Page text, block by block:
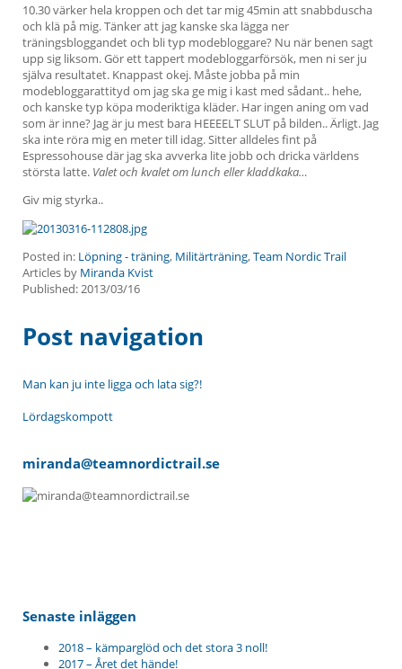
10.30 värker hela kroppen och det tar mig 45min att snabbduscha
och klä på mig. Tänker att jag kanske ska lägga ner
träningsbloggandet och bli typ modebloggare? Nu när benen sagt
upp sig liksom. Gör ett tappert modebloggarförsök, men ni ser ju
själva resultatet. Knappast okej. Måste jobba på min
modebloggarattityd om jag ska ge mig i kast med sådant.. hehe,
och kanske typ köpa moderiktiga kläder. Har ingen aning om vad
som är inne? Jag är ju mest bara HEEEELT SLUT på bilden.. Ärligt. Jag
ska inte röra mig en meter till idag. Sitter alldeles fint på
Espressohouse där jag ska avverka lite jobb och dricka världens
största latte. Valet och kvalet om lunch eller kladdkaka…
Giv mig styrka..
Posted in: Löpning - träning, Militärträning,Team Nordic Trail
Articles by Miranda Kvist
Published:2013/03/16
Post navigation
Man kan ju inte ligga och lata sig?!
Lördagskompott
miranda@teamnordictrail.se
Senaste inläggen
2018 – kämparglöd och det stora 3 noll!
2017 – Året det hände!